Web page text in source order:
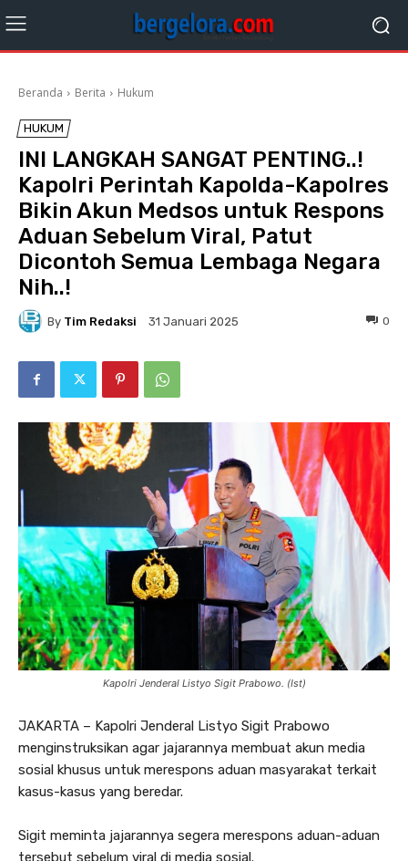
Beranda Berita Hukum
HUKUM
INI LANGKAH SANGAT PENTING..!
Kapolri Perintah Kapolda-Kapolres
Bikin Akun Medsos untuk Respons
Aduan Sebelum Viral, Patut
Dicontoh Semua Lembaga Negara
Nih..!
By Tim Redaksi 31 Januari 2025 0
Kapolri Jenderal Listyo Sigit Prabowo. (Ist)
JAKARTA – Kapolri Jenderal Listyo Sigit Prabowo
menginstruksikan agar jajarannya membuat akun media
sosial khusus untuk merespons aduan masyarakat terkait
kasus-kasus yang beredar.
Sigit meminta jajarannya segera merespons aduan-aduan
tersebut sebelum viral di media sosial.